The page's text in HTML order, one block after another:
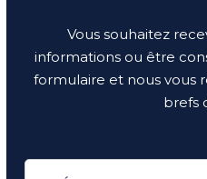
Vous souhaitez
informations ou être
formulaire et nous vous
brefs